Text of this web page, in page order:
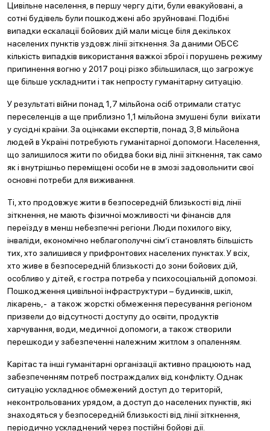
Цивільне населення, в першу чергу діти, були евакуйовані, а
сотні будівель були пошкоджені або зруйновані. Подібні
випадки ескалації бойових дій мали місце біля декількох
населених пунктів уздовж лінії зіткнення. За даними ОБСЄ
кількість випадків використання важкої зброї і порушень режиму
припинення вогню у 2017 році різко збільшилася, що загрожує
ще більше ускладнити і так непросту гуманітарну ситуацію.
У результаті війни понад 1,7 мільйона осіб отримали статус
переселенців а ще приблизно 1,1 мільйона змушені були виїхати
у сусідні країни. За оцінками експертів, понад 3,8 мільйона
людей в Україні потребують гуманітарної допомоги. Населення,
що залишилося жити по обидва боки від лінії зіткнення, так само
як і внутрішньо переміщені особи не в змозі задовольнити свої
основні потреби для виживання.
Ті, хто продовжує жити в безпосередній близькості від лінії
зіткнення, не мають фізичної можливості чи фінансів для
переїзду в менш небезпечні регіони. Люди похилого віку,
інваліди, економічно неблагополучні сім’ї становлять більшість
тих, хто залишився у прифронтових населених пунктах. У всіх,
хто живе в безпосередній близькості до зони бойових дій,
особливо у дітей, є гостра потреба у психосоціальній допомозі.
Пошкодження цивільної інфраструктури – будинків, шкіл,
лікарень,- а також жорсткі обмеження пересування регіоном
призвели до відсутності доступу до освіти, продуктів
харчування, води, медичної допомоги, а також створили
перешкоди у забезпеченні належним житлом з опаленням.
Карітас та інші гуманітарні організації активно працюють над
забезпеченням потреб постраждалих від конфлікту. Однак
ситуацію ускладнює обмежений доступ до територій,
неконтрольованих урядом, а доступ до населених пунктів, які
знаходяться у безпосередній близькості від лінії зіткнення,
періодично ускладнений через постійні бойові дії.